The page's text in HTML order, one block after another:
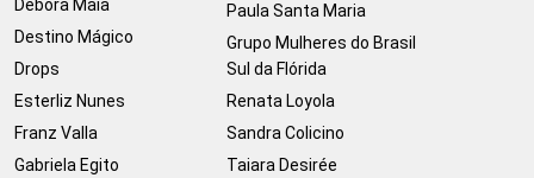
Debora Maia
Destino Mágico
Drops
Esterliz Nunes
Franz Valla
Gabriela Egito
Paula Santa Maria
Grupo Mulheres do Brasil
Sul da Flórida
Renata Loyola
Sandra Colicino
Taiara Desirée